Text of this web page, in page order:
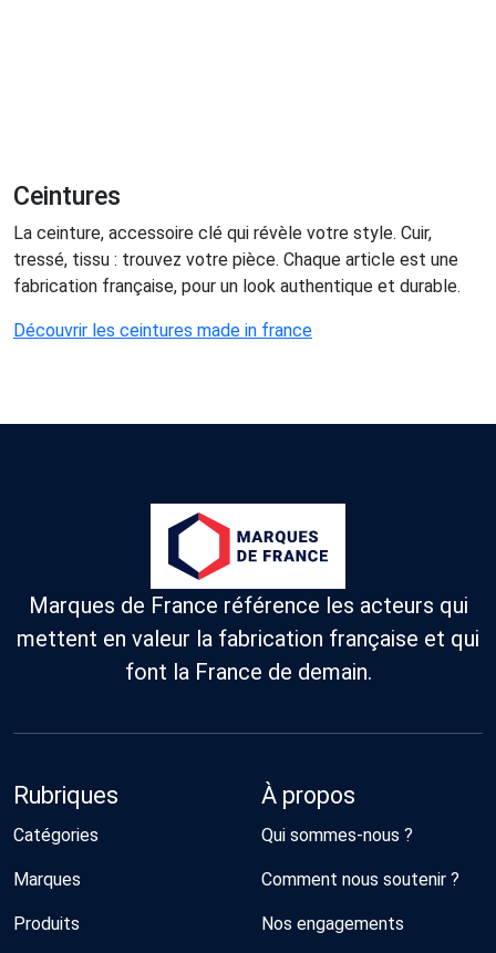
Ceintures
La ceinture, accessoire clé qui révèle votre style. Cuir,
tressé, tissu : trouvez votre pièce. Chaque article est une
fabrication française, pour un look authentique et durable.
Découvrir les ceintures made in france
Marques de France référence les acteurs qui
mettent en valeur la fabrication française et qui
font la France de demain.
Rubriques
Catégories
Marques
Produits
À propos
Qui sommes-nous ?
Comment nous soutenir ?
Nos engagements